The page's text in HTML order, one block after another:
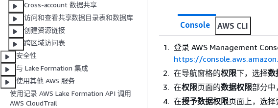
Cross-account 数据共享
访问和查看共享数据目录表和数据库
创建资源链接
跨区域访问表
安全性
与 Lake Formation 集成
使用其他 AWS 服务
使用记录 AWS Lake Formation API 调用
AWS CloudTrail
Console AWS CLI
登录 AWS Management
https://
在导航窗格的权限下，选择数
在权限页面的数据权限部分中
在授予数据权限页面上，选择